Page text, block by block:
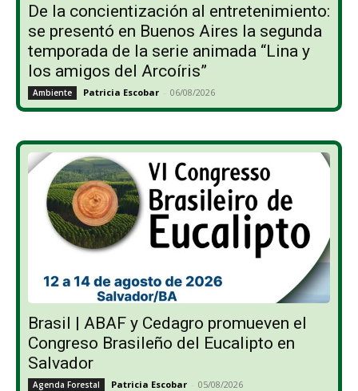
De la concientización al entretenimiento:
se presentó en Buenos Aires la segunda
temporada de la serie animada “Lina y
los amigos del Arcoíris”
Ambiente Patricia Escobar - 06/08/2026
Brasil | ABAF y Cedagro promueven el
Congreso Brasileño del Eucalipto en
Salvador
Agenda Forestal Patricia Escobar - 05/08/2026